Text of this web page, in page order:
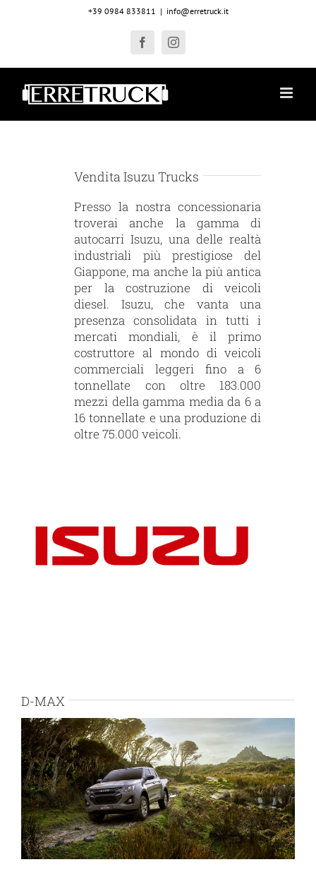
+39 0984 833811 | info@erretruck.it
FacebookInstagram
Vendita Isuzu Trucks
Presso la nostra concessionaria
troverai anche la gamma di
autocarri Isuzu, una delle realtà
industriali più prestigiose del
Giappone, ma anche la più antica
per la costruzione di veicoli
diesel. Isuzu, che vanta una
presenza consolidata in tutti i
mercati mondiali, è il primo
costruttore al mondo di veicoli
commerciali leggeri fino a 6
tonnellate con oltre 183.000
mezzi della gamma media da 6 a
16 tonnellate e una produzione di
oltre 75.000 veicoli.
D-MAX